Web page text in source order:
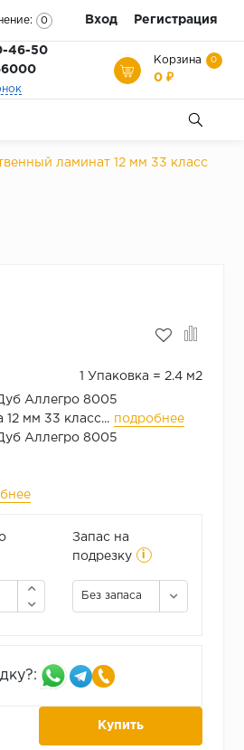
0 Вход Регистрация
46-50
Корзина 0
0 ₽
ламинат 12 мм 33 класс
1 Упаковка = 2.4 м2
Аллегро 8005
мм 33 класс... подробнее
Аллегро 8005
Запас на
подрезку
i
Без запаса
Купить